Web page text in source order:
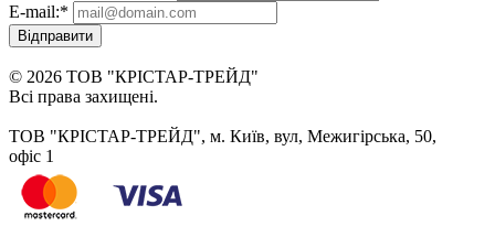
E-mail:*
Відправити
© 2026 ТОВ "КРІСТАР-ТРЕЙД"
Всі права захищені.
ТОВ "КРІСТАР-ТРЕЙД", м. Київ, вул, Межигірська, 50,
офіс 1